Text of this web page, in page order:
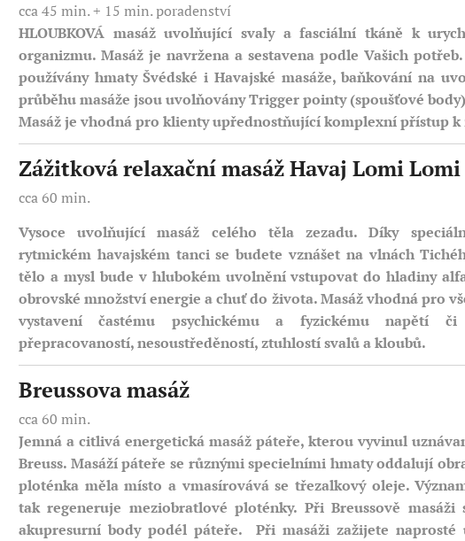
cca 45 min. + 15 min. poradenství
HLOUBKOVÁ masáž uvolňující svaly a fasciální tkáně k
organizmu. Masáž je navržena a sestavena podle Vašich
používány hmaty Švédské i Havajské masáže, baňkování na
průběhu masáže jsou uvolňovány Trigger pointy (spoušťové
Masáž je vhodná pro klienty upřednostňující komplexní přístup k
Zážitková relaxační masáž Havaj Lomi Lomi
cca 60 min.
Vysoce uvolňující masáž celého těla zezadu. Díky
rytmickém havajském tanci se budete vznášet na vlnách
tělo a mysl bude v hlubokém uvolnění vstupovat do hladiny
obrovské množství energie a chuť do života. Masáž vhodná pro
vystavení častému psychickému a fyzickému napětí
přepracovaností, nesoustředěností, ztuhlostí svalů a kloubů.
Breussova masáž
cca 60 min.
Jemná a citlivá energetická masáž páteře, kterou vyvinul
Breuss. Masáží páteře se různými specielními hmaty oddalují
ploténka měla místo a vmasírovává se třezalkový oleje.
tak regeneruje meziobratlové ploténky. Při Breussově
akupresurní body podél páteře. Při masáži zažijete naprosté